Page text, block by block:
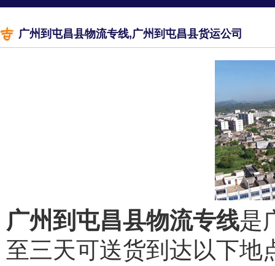
广州到屯昌县物流专线,广州到屯昌县货运公司
广州到屯昌县物流专线是
至三天可送货到达以下地